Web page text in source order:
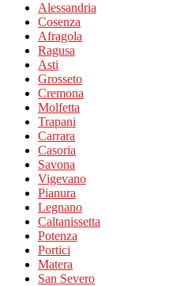
Alessandria
Cosenza
Afragola
Ragusa
Asti
Grosseto
Cremona
Molfetta
Trapani
Carrara
Casoria
Savona
Vigevano
Pianura
Legnano
Caltanissetta
Potenza
Portici
Matera
San Severo